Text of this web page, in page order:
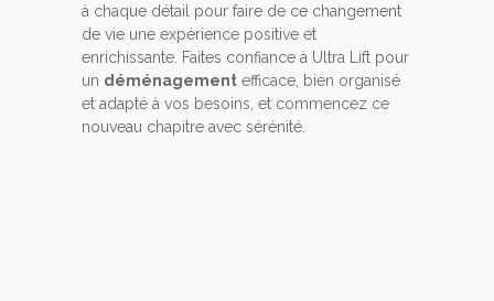
à chaque détail pour faire de ce changement
de vie une expérience positive et
enrichissante. Faites confiance à Ultra Lift pour
un déménagement efficace, bien organisé
et adapté à vos besoins, et commencez ce
nouveau chapitre avec sérénité.